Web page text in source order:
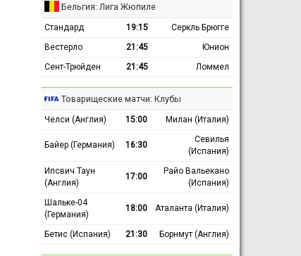
Бельгия: Лига Жюпиле
Стандард 19:15
Серкль Брюгге
Вестерло
21:45
Юнион
Сент-Трюйден
21:45 Ломмел
Товарищеские матчи: Клубы
Челси (Англия) 15:00 Милан (Италия)
Байер (Германия) 16:30
Севилья
(Испания)
Ипсвич Таун
(Англия)
17:00
Райо Вальекано
(Испания)
Шальке-04
(Германия)
18:00 Аталанта (Италия)
Бетис (Испания) 21:30 Борнмут (Англия)